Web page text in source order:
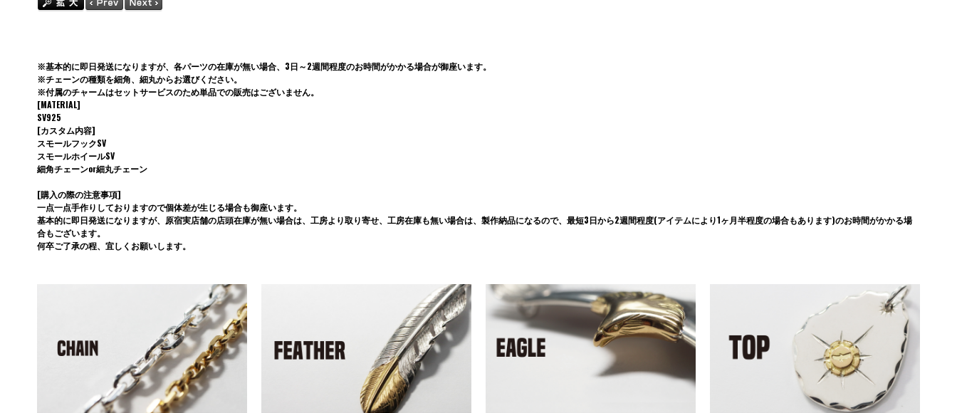
※基本的に即日発送になりますが、各パーツの在庫が無い場合、3日～2週間程度のお時間がかかる場合が御座います。
※チェーンの種類を細角、細丸からお選びください。
※付属のチャームはセットサービスのため単品での販売はございません。
[MATERIAL]
SV925
[カスタム内容]
スモールフックSV
スモールホイールSV
細角チェーンor細丸チェーン
[購入の際の注意事項]
一点一点手作りしておりますので個体差が生じる場合も御座います。
基本的に即日発送になりますが、原宿実店舗の店頭在庫が無い場合は、工房より取り寄せ、工房在庫も無い場合は、製作納品になるので、最短3日から2週間程度(アイテムにより1ヶ月半程度の場合もあります)のお時間がかかる場
合もございます。
何卒ご了承の程、宜しくお願いします。